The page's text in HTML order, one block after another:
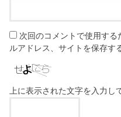
次回のコメントで使用す
ルアドレス、サイトを保存す
上に表示された文字を入力し